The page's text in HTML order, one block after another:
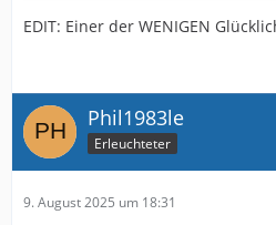
EDIT: Einer der WENIGEN
Phil1983le
Erleuchteter
9. August 2025 um 18:31